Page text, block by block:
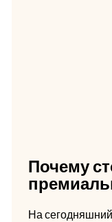
Почему
На